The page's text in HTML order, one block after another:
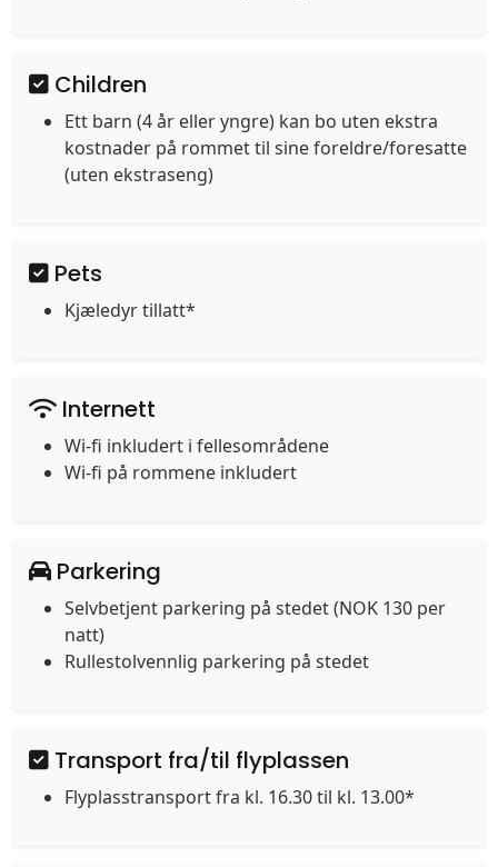
Children
Ett barn (4 år eller yngre) kan bo uten ekstra
kostnader på rommet til sine foreldre/foresatte
(uten ekstraseng)
Pets
Kjæledyr tillatt*
Internett
Wi-fi inkludert i fellesområdene
Wi-fi på rommene inkludert
Parkering
Selvbetjent parkering på stedet (NOK 130 per
natt)
Rullestolvennlig parkering på stedet
Transport fra/til flyplassen
Flyplasstransport fra kl. 16.30 til kl. 13.00*